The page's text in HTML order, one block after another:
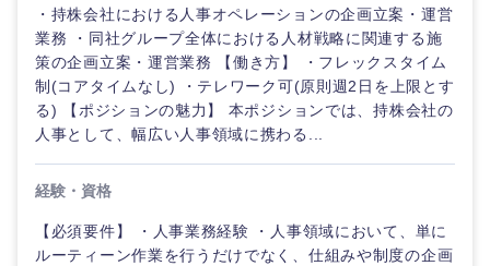
Webサー
ビス・制
作、ゲー
ム
技術職
くり）
金融専門
職
不動産専門職
建設・施工管理
WEBサービス
コンサル・シンクタンク
広告・宣伝・印刷
・持株会社における人事オペレーションの企画立案・運営
業務 ・同社グループ全体における人材戦略に関連する施
策の企画立案・運営業務 【働き方】 ・フレックスタイム
制(コアタイムなし) ・テレワーク可(原則週2日を上限とす
る) 【ポジションの魅力】 本ポジションでは、持株会社の
人事として、幅広い人事領域に携わる...
経験・資格
【必須要件】 ・人事業務経験 ・人事領域において、単に
ルーティーン作業を行うだけでなく、仕組みや制度の企画